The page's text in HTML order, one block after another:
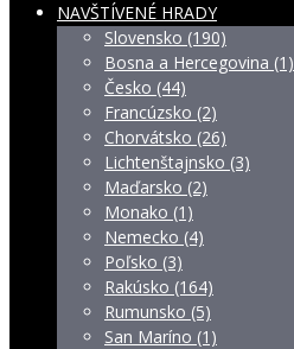
NAVŠTÍVENÉ HRADY
Slovensko (190)
Bosna a Hercegovina (1)
Česko (44)
Francúzsko (2)
Chorvátsko (26)
Lichtenštajnsko (3)
Maďarsko (2)
Monako (1)
Nemecko (4)
Poľsko (3)
Rakúsko (164)
Rumunsko (5)
San Maríno (1)